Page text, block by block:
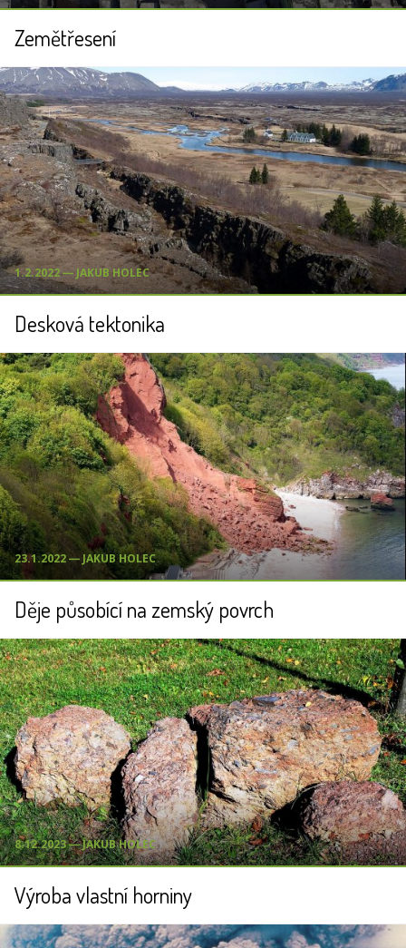
Zemětřesení
1.2.2022 ― JAKUB HOLEC
Desková tektonika
23.1.2022 ― JAKUB HOLEC
Děje působící na zemský povrch
8.12.2023 ― JAKUB HOLEC
Výroba vlastní horniny